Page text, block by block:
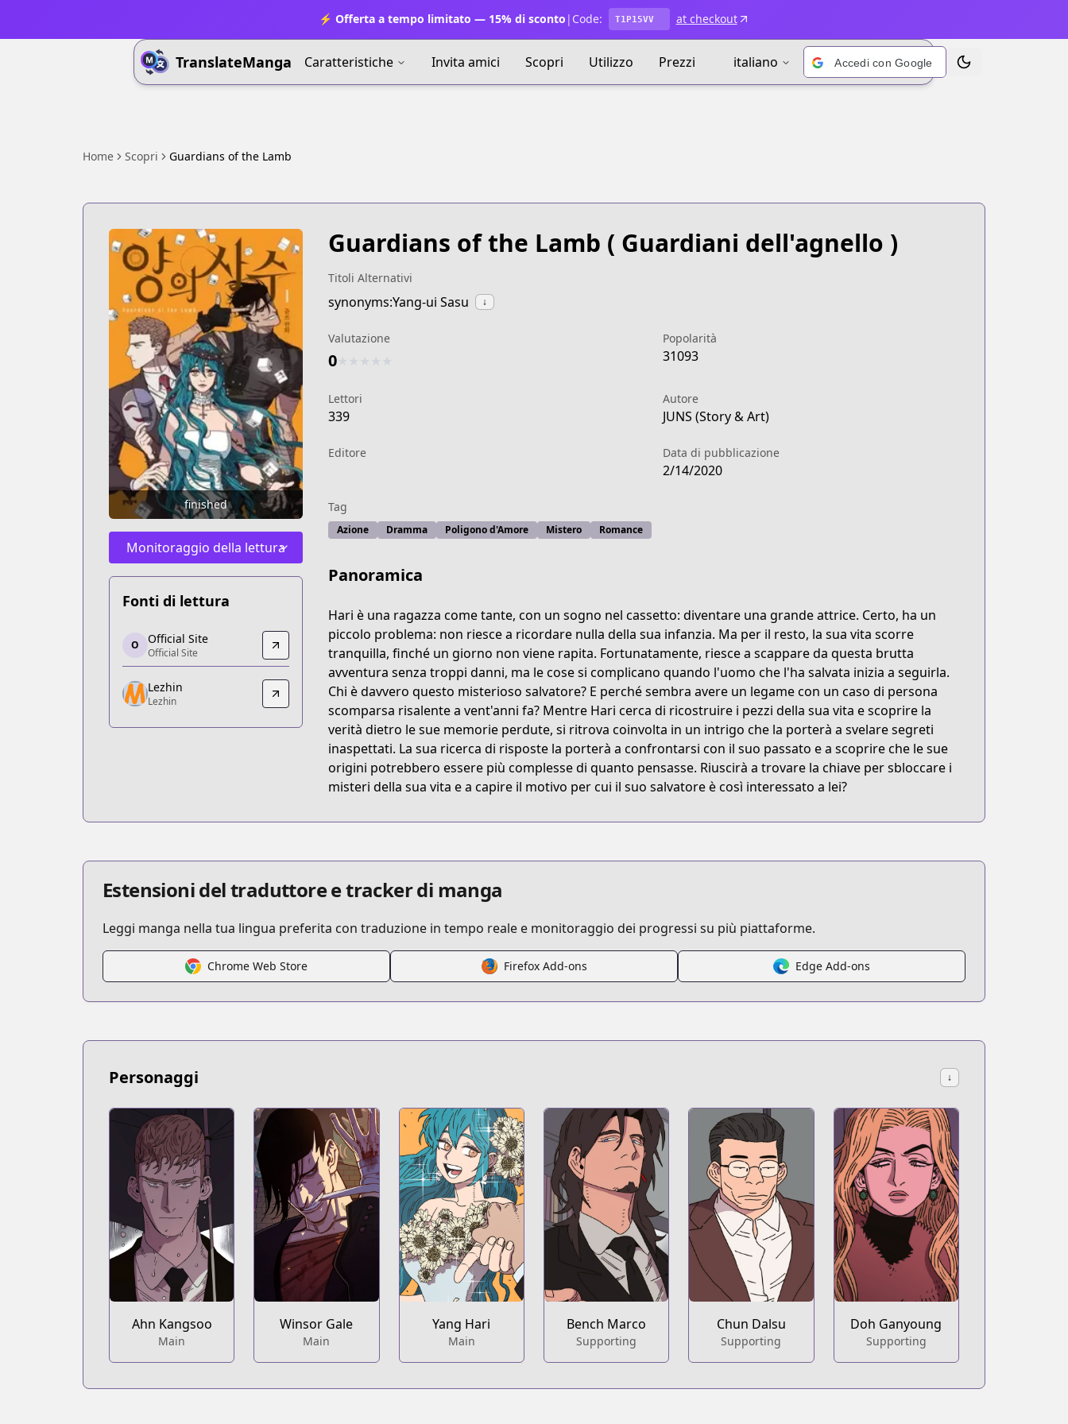
⚡ Offerta a tempo limitato — 15% di sconto | Code: T1P15VV at checkout
TranslateManga Caratteristiche Invita amici Scopri Utilizzo Prezzi italiano Accedi con Google Alterna tema
Home Scopri Guardians of the Lamb
finished
Monitoraggio della lettura
Fonti di lettura
Official Site
Official Site
https://ridibooks.com/books/1746011985
Lezhin
Lezhin
https://www.lezhin.com/en/comic/guardians
O Official Site
Official Site
Lezhin
Lezhin
Guardians of the Lamb ( Guardiani dell'agnello )
Titoli Alternativi
synonyms:Yang-ui Sasu ↓
Valutazione
0★
Popolarità
31093
Lettori
339
Autore
JUNS (Story & Art)
Editore Data di pubblicazione
2/14/2020
Tag
Azione Dramma Poligono d'Amore Mistero Romance
Panoramica
Hari è una ragazza come tante, con un sogno nel cassetto: diventare una grande attrice. Certo, ha un
piccolo problema: non riesce a ricordare nulla della sua infanzia. Ma per il resto, la sua vita scorre
tranquilla, finché un giorno non viene rapita. Fortunatamente, riesce a scappare da questa brutta
avventura senza troppi danni, ma le cose si complicano quando l'uomo che l'ha salvata inizia a seguirla.
Chi è davvero questo misterioso salvatore? E perché sembra avere un legame con un caso di persona
scomparsa risalente a vent'anni fa? Mentre Hari cerca di ricostruire i pezzi della sua vita e scoprire la
verità dietro le sue memorie perdute, si ritrova coinvolta in un intrigo che la porterà a svelare segreti
inaspettati. La sua ricerca di risposte la porterà a confrontarsi con il suo passato e a scoprire che le sue
origini potrebbero essere più complesse di quanto pensasse. Riuscirà a trovare la chiave per sbloccare i
misteri della sua vita e a capire il motivo per cui il suo salvatore è così interessato a lei?
Estensioni del traduttore e tracker di manga
Leggi manga nella tua lingua preferita con traduzione in tempo reale e monitoraggio dei progressi su più piattaforme.
Chrome Web Store Firefox Add-ons Edge Add-ons
Personaggi ↓
Ahn Kangsoo
Main
Winsor Gale
Main
Yang Hari
Main
Bench Marco
Supporting
Chun Dalsu
Supporting
Doh Ganyoung
Supporting